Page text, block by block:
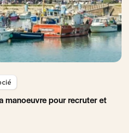
manoeuvre pour recruter et